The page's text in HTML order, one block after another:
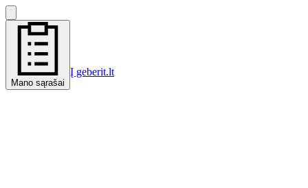
Mano sąrašai
Į geberit.lt